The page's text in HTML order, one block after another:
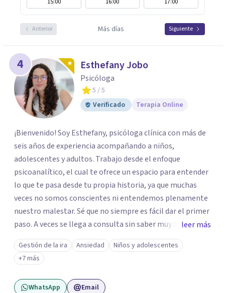
15:00 16:00 17:00
Anterior Más días Siguiente
4 Esthefany Jobo
Psicóloga
5 / 5
Verificado
Terapia Online
¡Bienvenido! Soy Esthefany, psicóloga clínica con más de
seis años de experiencia acompañando a niños,
adolescentes y adultos. Trabajo desde el enfoque
psicoanalítico, el cual te ofrece un espacio para entender
lo que te pasa desde tu propia historia, ya que muchas
veces no somos conscientes ni entendemos plenamente
nuestro malestar. Sé que no siempre es fácil dar el primer
paso. A veces se llega a consulta sin saber muy bien qué
decir, o sintiendo que algo no anda bien pero sin poder
nombrarlo. Mi intención es acompañarte en ese proceso,
sin juicios y a tu propio ritmo, para que lo que hoy te pesa
pueda pensarse y transformarse.
leer más
Gestión de la ira Ansiedad
Niños y adolescentes
+7 más
WhatsApp Email